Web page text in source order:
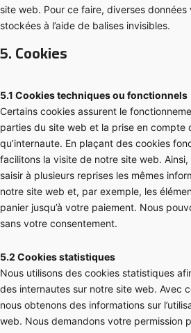
site web. Pour ce faire, diverses
stockées à l’aide de balises invisibles.
5. Cookies
5.1 Cookies techniques ou fonctionnels
Certains cookies assurent le
parties du site web et la prise en compte
qu’internaute. En plaçant des cookies
facilitons la visite de notre site web. Ainsi,
saisir à plusieurs reprises les mêmes
notre site web et, par exemple, les
panier jusqu’à votre paiement. Nous
sans votre consentement.
5.2 Cookies statistiques
Nous utilisons des cookies statistiques
des internautes sur notre site web. Avec
nous obtenons des informations sur
web. Nous demandons votre permission